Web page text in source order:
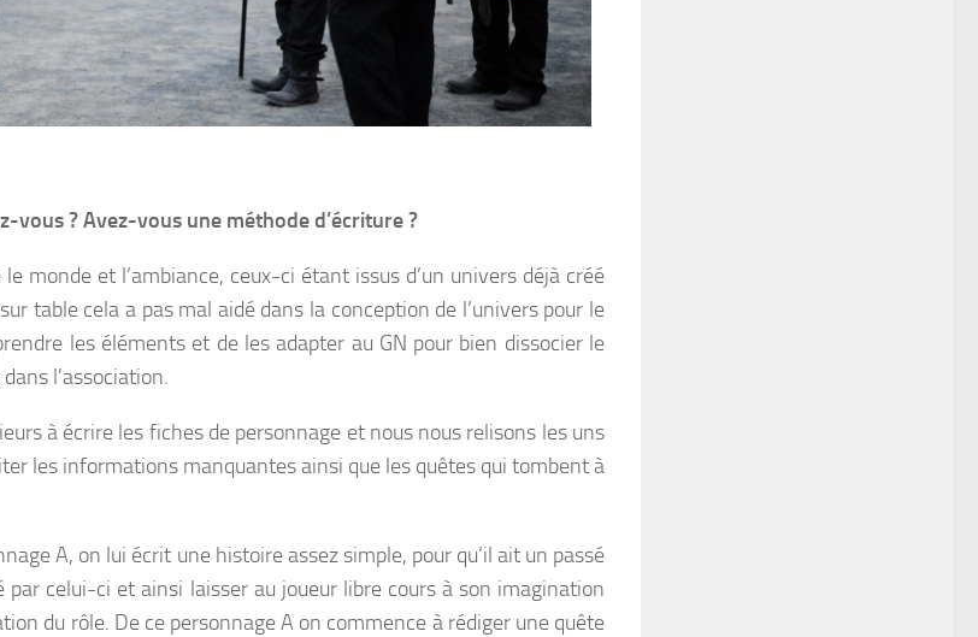
vous ? Avez-vous une méthode d’écriture ?
monde et l’ambiance, ceux-ci étant issus d’un univers déjà créé
table cela a pas mal aidé dans la conception de l’univers pour le
les éléments et de les adapter au GN pour bien dissocier le
l’association.
à écrire les fiches de personnage et nous nous relisons les uns
les informations manquantes ainsi que les quêtes qui tombent à
A, on lui écrit une histoire assez simple, pour qu’il ait un passé
par celui-ci et ainsi laisser au joueur libre cours à son imagination
du rôle. De ce personnage A on commence à rédiger une quête